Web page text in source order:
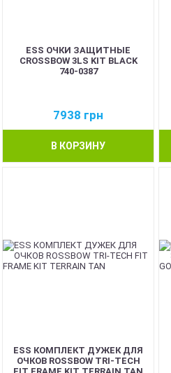
ESS ОЧКИ ЗАЩИТНЫЕ
CROSSBOW 3LS KIT BLACK
740-0387
7938 грн
В КОРЗИНУ
ESS КОМПЛЕКТ ДУЖЕК ДЛЯ
ОЧКОВ ROSSBOW TRI-TECH
FIT FRAME KIT TERRAIN TAN